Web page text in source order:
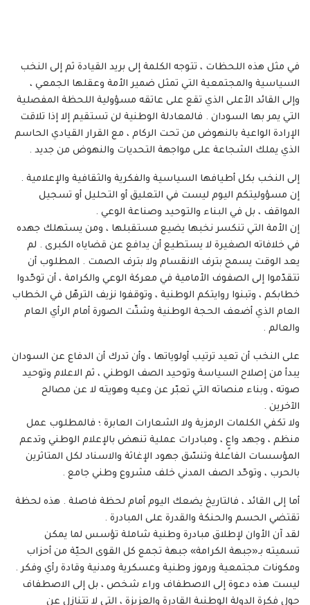
في مثل هذه اللحظات ، تتوجه الكلمة إلى بريد القيادة ثم إلى النخب
السياسية والمجتمعية التي تمثل ضمير الأمة وعقلها الجمعي ،
وإلى القائد الأعلى الذي تقع على عاتقه مسؤولية اللحظة المفصلية
التي يمر بها السودان . فالمعادلة الوطنية لن تستقيم إلا إذا تلاقت
الإرادة الواعية بالنهوض من تحت الركام ، مع القرار القيادي الحاسم
الذي يملك الشجاعة على مواجهة التحديات والنهوض من جديد .
إلى النخب بكل أطيافها السياسية والفكرية والثقافية والإعلامية .
إن مسؤوليتكم اليوم ليست في التعليق أو التحليل أو تسجيل
المواقف ، بل في البناء والتوحيد وصناعة الوعي .
إن الأمة التي تنكسر نخبها يضيع مستقبلها ، ومن يستهلك جهده
في خلافاته الصغيرة لا يستطيع أن يدافع عن قضاياه الكبرى . لم
يعد الوقت يسمح بترف الانقسام ولا بترف الصمت . المطلوب أن
تتقدّموا إلى الصفوف الأمامية في معركة الوعي والكرامة ، أن توحّدوا
خطابكم ، وتبنوا روايتكم الوطنية ، وتوقفوا نزيف الترهّل في الخطاب
العام الذي أضعف الحجة الوطنية وشتّت الصورة أمام الرأي العام
والعالم .
على النخب أن تعيد ترتيب أولوياتها ، وأن تدرك أن الدفاع عن السودان
يبدأ من إصلاح السياسة وتوحيد الصف الوطني ، ثم الاعلام وتوحيد
صوته ، وبناء منصاته التي تعبّر عن وعيه وهويته لا عن مصالح
الآخرين .
ولا تكفي الكلمات الرمزية ولا الشعارات العابرة ؛ فالمطلوب عمل
منظم ، وجهد واعٍ ، ومبادرات عملية تنهض بالإعلام الوطني وتدعم
المؤسسات الفاعلة وتنسّق جهود الإغاثة والاسناد لكل المتاثرين
بالحرب ، وتوحّد الصف المدني خلف مشروع وطني جامع .
أما إلى القائد ، فالتاريخ يضعك اليوم أمام لحظة فاصلة . هذه لحظة
تقتضي الحسم والحنكة والقدرة على المبادرة .
لقد آن الأوان لإطلاق مبادرة وطنية شاملة تؤسس لما يمكن
تسميته بـ«جبهة الكرامة» جبهة تجمع كل القوى الحيّة من أحزاب
ومكونات مجتمعية ورموز وطنية وعسكرية ومدنية وقادة رأي وفكر .
ليست هذه دعوة إلى الاصطفاف وراء شخص ، بل إلى الاصطفاف
حول فكرة الدولة الوطنية القادرة والعزيزة ، التي لا تتنازل عن